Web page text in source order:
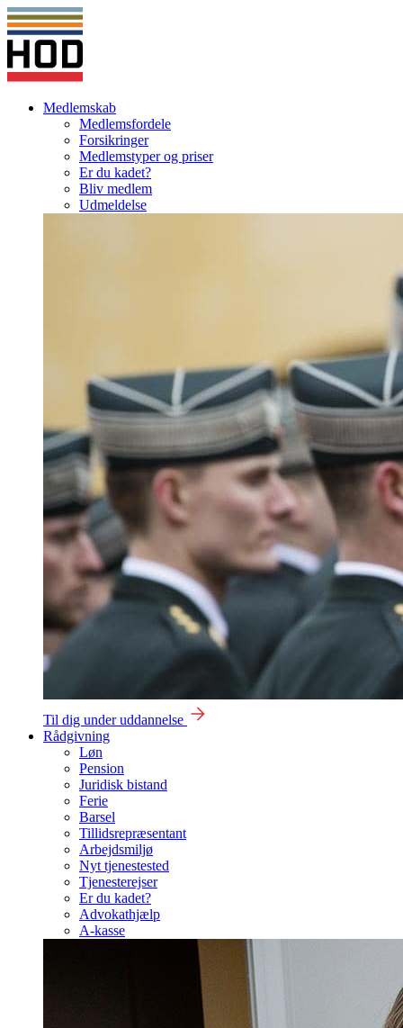
Medlemskab
Medlemsfordele
Forsikringer
Medlemstyper og priser
Er du kadet?
Bliv medlem
Udmeldelse
Til dig under uddannelse
Rådgivning
Løn
Pension
Juridisk bistand
Ferie
Barsel
Tillidsrepræsentant
Arbejdsmiljø
Nyt tjenestested
Tjenesterejser
Er du kadet?
Advokathjælp
A-kasse